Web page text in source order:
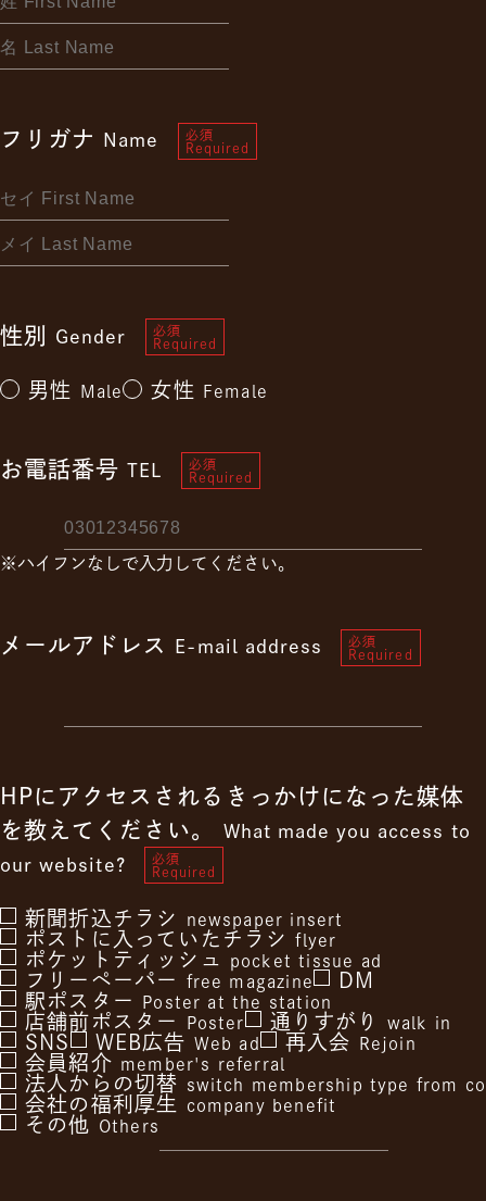
フリガナ Name
必須
Required
性別 Gender
必須
Required
男性 Male 女性 Female
お電話番号TEL
必須
Required
※ハイフンなしで入力してください。
メールアドレス E-mail address
必須
Required
HPにアクセスされるきっかけになった媒体
を教えてください。
What made you access to
our website?
必須
Required
新聞折込チラシ newspaper insert
ポストに入っていたチラシflyer
ポケットティッシュ pocket tissue ad
フリーペーパー free magazine
DM
駅ポスター
Poster at the station
店舗前ポスター Poster 通りすがり walk in
SNS WEB広告 Web ad 再入会 Rejoin
会員紹介 member's referral
法人からの切替 switch membership type from
会社の福利厚生 company benefit
その他 Others